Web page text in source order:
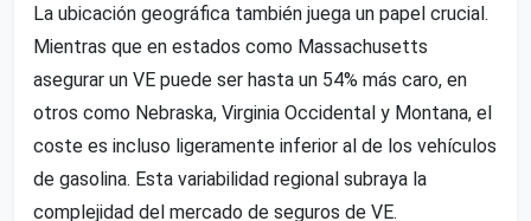
La ubicación geográfica también juega un papel crucial.
Mientras que en estados como Massachusetts
asegurar un VE puede ser hasta un 54% más caro, en
otros como Nebraska, Virginia Occidental y Montana, el
coste es incluso ligeramente inferior al de los vehículos
de gasolina. Esta variabilidad regional subraya la
complejidad del mercado de seguros de VE.